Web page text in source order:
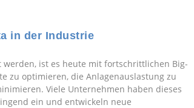
in der Industrie
ist es heute mit fortschrittlichen Big-
zu optimieren, die Anlagenauslastung zu
Viele Unternehmen haben dieses
ein und entwickeln neue